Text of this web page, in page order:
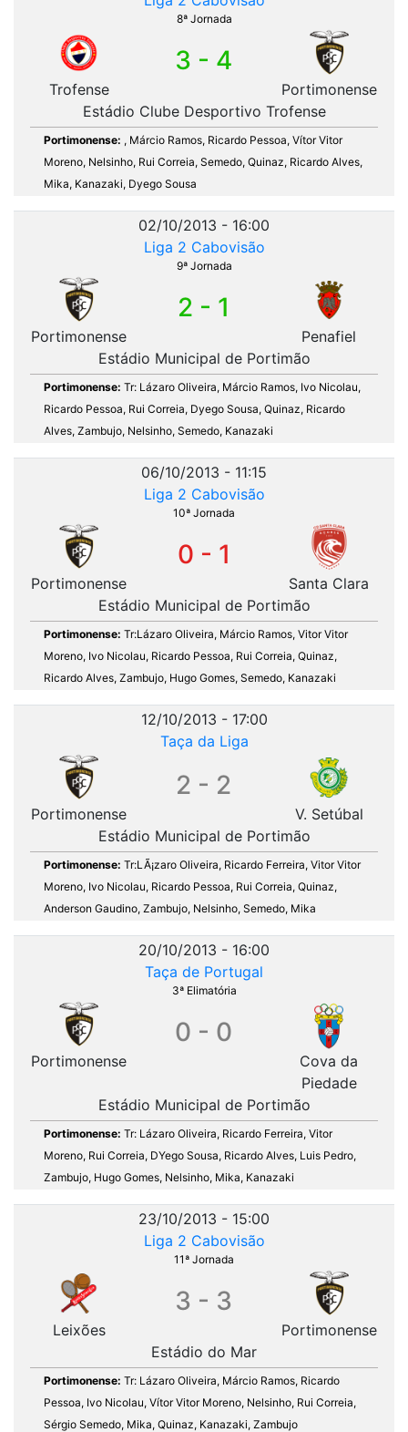
8ª Jornada
Trofense
3 - 4
Portimonense
Estádio Clube Desportivo Trofense
Portimonense: , Márcio Ramos, Ricardo Pessoa, Vítor Vitor
Moreno, Nelsinho, Rui Correia, Semedo, Quinaz, Ricardo Alves,
Mika, Kanazaki, Dyego Sousa
02/10/2013 - 16:00
Liga 2 Cabovisão
9ª Jornada
Portimonense
2 - 1
Penafiel
Estádio Municipal de Portimão
Portimonense: Tr: Lázaro Oliveira, Márcio Ramos, Ivo Nicolau,
Ricardo Pessoa, Rui Correia, Dyego Sousa, Quinaz, Ricardo
Alves, Zambujo, Nelsinho, Semedo, Kanazaki
06/10/2013 - 11:15
Liga 2 Cabovisão
10ª Jornada
Portimonense
0 - 1
Santa Clara
Estádio Municipal de Portimão
Portimonense: Tr:Lázaro Oliveira, Márcio Ramos, Vitor Vitor
Moreno, Ivo Nicolau, Ricardo Pessoa, Rui Correia, Quinaz,
Ricardo Alves, Zambujo, Hugo Gomes, Semedo, Kanazaki
12/10/2013 - 17:00
Taça da Liga
Portimonense
2 - 2
V. Setúbal
Estádio Municipal de Portimão
Portimonense: Tr:LÃ¡zaro Oliveira, Ricardo Ferreira, Vitor Vitor
Moreno, Ivo Nicolau, Ricardo Pessoa, Rui Correia, Quinaz,
Anderson Gaudino, Zambujo, Nelsinho, Semedo, Mika
20/10/2013 - 16:00
Taça de Portugal
3ª Elimatória
Portimonense
0 - 0
Cova da
Piedade
Estádio Municipal de Portimão
Portimonense: Tr: Lázaro Oliveira, Ricardo Ferreira, Vitor
Moreno, Rui Correia, DYego Sousa, Ricardo Alves, Luis Pedro,
Zambujo, Hugo Gomes, Nelsinho, Mika, Kanazaki
23/10/2013 - 15:00
Liga 2 Cabovisão
11ª Jornada
Leixões
3 - 3
Portimonense
Estádio do Mar
Portimonense: Tr: Lázaro Oliveira, Márcio Ramos, Ricardo
Pessoa, Ivo Nicolau, Vítor Vitor Moreno, Nelsinho, Rui Correia,
Sérgio Semedo, Mika, Quinaz, Kanazaki, Zambujo